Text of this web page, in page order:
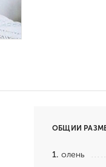
ОБЩИЙ
1. олень